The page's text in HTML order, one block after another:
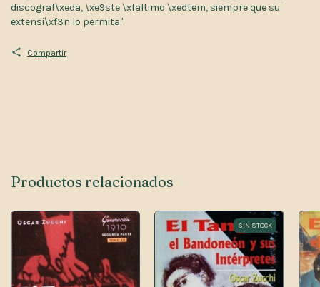
discograf\xeda, \xe9ste \xfaltimo \xedtem, siempre que su
extensi\xf3n lo permita.'
Compartir
Productos relacionados
SIN STOCK